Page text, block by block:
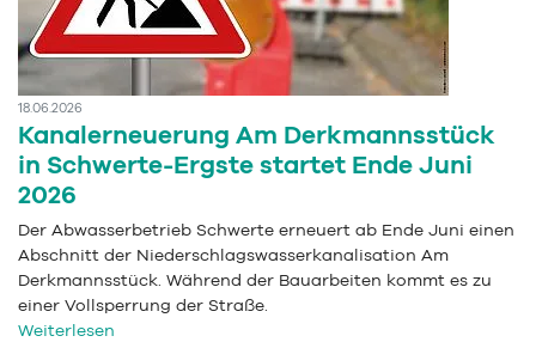
18.06.2026
Kanalerneuerung Am Derkmannsstück
in Schwerte-Ergste startet Ende Juni
2026
Der Abwasserbetrieb Schwerte erneuert ab Ende Juni einen
Abschnitt der Niederschlagswasserkanalisation Am
Derkmannsstück. Während der Bauarbeiten kommt es zu
einer Vollsperrung der Straße.
Weiterlesen